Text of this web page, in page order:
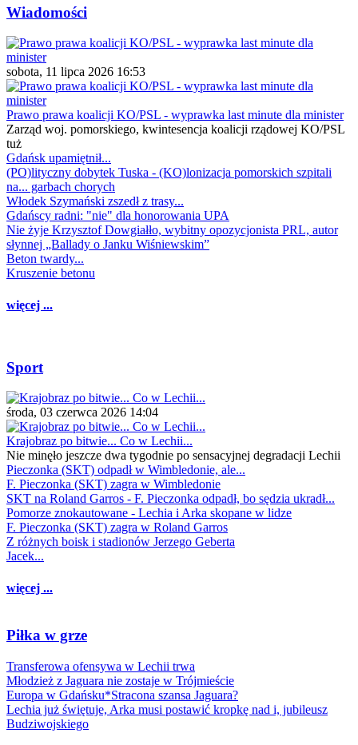
Wiadomości
sobota, 11 lipca 2026 16:53
Prawo prawa koalicji KO/PSL - wyprawka last minute dla minister
Zarząd woj. pomorskiego, kwintesencja koalicji rządowej KO/PSL
tuż
Gdańsk upamiętnił...
(PO)lityczny dobytek Tuska - (KO)lonizacja pomorskich szpitali
na... garbach chorych
Włodek Szymański zszedł z trasy...
Gdańscy radni: "nie" dla honorowania UPA
Nie żyje Krzysztof Dowgiałło, wybitny opozycjonista PRL, autor
słynnej „Ballady o Janku Wiśniewskim”
Beton twardy...
Kruszenie betonu
więcej ...
Sport
środa, 03 czerwca 2026 14:04
Krajobraz po bitwie... Co w Lechii...
Nie minęło jeszcze dwa tygodnie po sensacyjnej degradacji Lechii
Pieczonka (SKT) odpadł w Wimbledonie, ale...
F. Pieczonka (SKT) zagra w Wimbledonie
SKT na Roland Garros - F. Pieczonka odpadł, bo sędzia ukradł...
Pomorze znokautowane - Lechia i Arka skopane w lidze
F. Pieczonka (SKT) zagra w Roland Garros
Z różnych boisk i stadionów Jerzego Geberta
Jacek...
więcej ...
Piłka w grze
Transferowa ofensywa w Lechii trwa
Młodzież z Jaguara nie zostaje w Trójmieście
Europa w Gdańsku*Stracona szansa Jaguara?
Lechia już świętuje, Arka musi postawić kropkę nad i, jubileusz
Budziwojskiego